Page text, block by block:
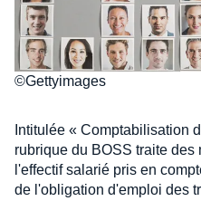
©Gettyimages
Intitulée « Comptabilisation
rubrique du BOSS traite
l'effectif salarié pris en
de l'obligation d'emploi des